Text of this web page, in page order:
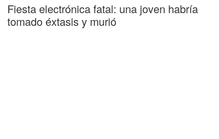
Fiesta electrónica fatal: una joven habría
tomado éxtasis y murió